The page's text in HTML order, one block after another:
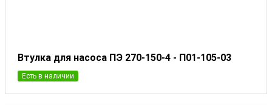
Втулка для насоса ПЭ 270-150-4 - П01-105-03
Есть в наличии